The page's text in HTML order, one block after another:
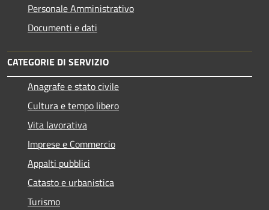
Personale Amministrativo
Documenti e dati
CATEGORIE DI SERVIZIO
Anagrafe e stato civile
Cultura e tempo libero
Vita lavorativa
Imprese e Commercio
Appalti pubblici
Catasto e urbanistica
Turismo